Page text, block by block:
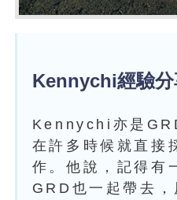
Kennychi經驗分
Kennychi亦是
在許多時候就直接
作。他說，記得有
GRD也一起帶去